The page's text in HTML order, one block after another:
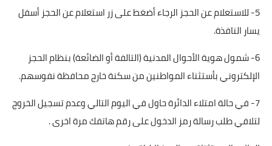
5- للاستعلام عن الحجز الرجاء أضغط على زر استعلام عن الحجز أسفل
يسار النافذة.
6- شمول هوية الأحوال المدنية (التالفة أو الضائعة) بنظام الحجز
الإلكتروني بأستثناء المواطنين من سكنة خارج محافظة نفوسهم.
7- في حالة امتلاء الدائرة حاول في اليوم التالي وعدم تسجيل الخروج
لتلافي طلب رسالة رمز الدخول على رقم هاتفك مرة اخرى .